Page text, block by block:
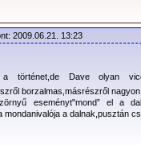
2009.06.21. 13:23
történet,de Dave olyan
borzalmas,másrészről
eseményt"mond” el a
mondanivalója a dalnak,pusztán